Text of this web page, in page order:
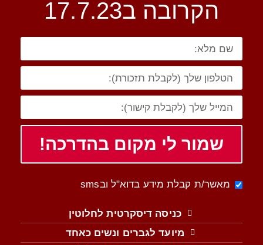
הקרובה ב17.7.23
מאשר/ת קבלת מידע בדוא"ל ובsms
שמור לי מקום בהדרכה!
כניסה דיסקרטית לחלוטין
מיועד לגברים ונשים כאחד